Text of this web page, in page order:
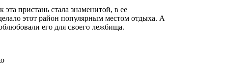
пристань стала знаменитой, в ее
этот район популярным местом отдыха. А
его для своего лежбища.